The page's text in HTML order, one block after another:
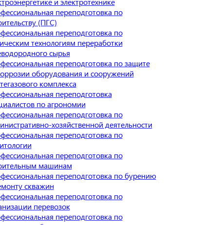
переподготовка по
(ПГС)
переподготовка по
технологиям переработки
сырья
переподготовка по защите
оборудования и сооружений
комплекса
переподготовка
по агрономии
переподготовка по
хозяйственной деятельности
переподготовка по
переподготовка по
машинам
переподготовка по бурению
скважин
переподготовка по
перевозок
переподготовка по